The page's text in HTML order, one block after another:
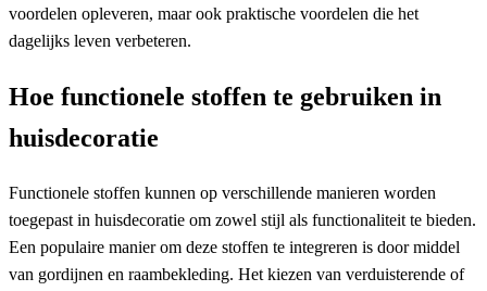
voordelen opleveren, maar ook praktische voordelen die het
dagelijks leven verbeteren.
Hoe functionele stoffen te gebruiken in
huisdecoratie
Functionele stoffen kunnen op verschillende manieren worden
toegepast in huisdecoratie om zowel stijl als functionaliteit te bieden.
Een populaire manier om deze stoffen te integreren is door middel
van gordijnen en raambekleding. Het kiezen van verduisterende of